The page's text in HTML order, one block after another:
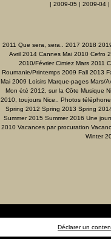
| 2009-05 | 2009-04 |
2011 Que sera, sera.. 2017 2018
Avril 2014 Cannes Mai 2010 Cefro
2010/Février Cimiez Mars 2011
Roumanie/Printemps 2009 Fall 2013
Mai 2009 Loisirs Marque-pages Mars/
Mon été 2012, sur la Côte Musique
2010, toujours Nice.. Photos téléphone
Spring 2012 Spring 2013 Spring
Summer 2015 Summer 2016 Une
2010 Vacances par procuration
Winter
Déclarer un